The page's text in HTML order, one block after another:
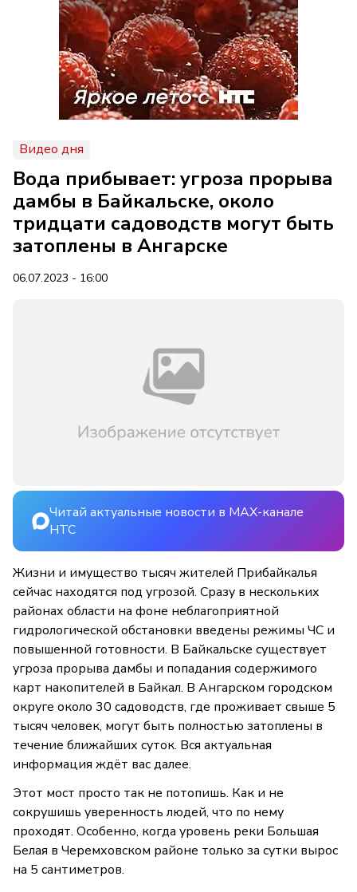
Видео дня
Вода прибывает: угроза прорыва
дамбы в Байкальске, около
тридцати садоводств могут быть
затоплены в Ангарске
06.07.2023 - 16:00
Читай актуальные новости в MAX-канале
НТС
Жизни и имущество тысяч жителей Прибайкалья
сейчас находятся под угрозой. Сразу в нескольких
районах области на фоне неблагоприятной
гидрологической обстановки введены режимы ЧС и
повышенной готовности. В Байкальске существует
угроза прорыва дамбы и попадания содержимого
карт накопителей в Байкал. В Ангарском городском
округе около 30 садоводств, где проживает свыше 5
тысяч человек, могут быть полностью затоплены в
течение ближайших суток. Вся актуальная
информация ждёт вас далее.
Этот мост просто так не потопишь. Как и не
сокрушишь уверенность людей, что по нему
проходят. Особенно, когда уровень реки Большая
Белая в Черемховском районе только за сутки вырос
на 5 сантиметров.